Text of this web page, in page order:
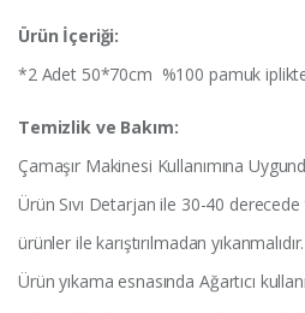
Ürün İçeriği:
*2 Adet 50*70cm %100 pamuk
Temizlik ve Bakım:
Çamaşır Makinesi Kullanımına
Ürün Sıvı Detarjan ile 30-40
ürünler ile karıştırılmadan yıkanmalıdır.
Ürün yıkama esnasında Ağartıcı